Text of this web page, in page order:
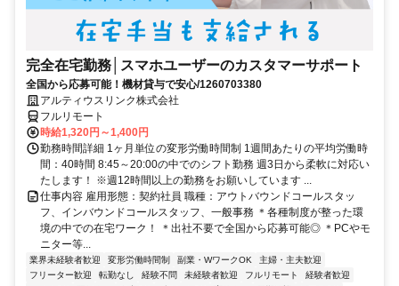
完全在宅勤務│スマホユーザーのカスタマーサポート
全国から応募可能！機材貸与で安心/1260703380
アルティウスリンク株式会社
フルリモート
時給1,320円～1,400円
勤務時間詳細 1ヶ月単位の変形労働時間制 1週間あたりの平均労働時
間：40時間 8:45～20:00の中でのシフト勤務 週3日から柔軟に対応い
たします！ ※週12時間以上の勤務をお願いしています ...
仕事内容 雇用形態：契約社員 職種：アウトバウンドコールスタッ
フ、インバウンドコールスタッフ、一般事務 ＊各種制度が整った環
境の中での在宅ワーク！ ＊出社不要で全国から応募可能◎ ＊PCやモ
ニター等...
業界未経験者歓迎 変形労働時間制 副業・WワークOK
主婦・主夫歓迎
フリーター歓迎
転勤なし 経験不問 未経験者歓迎 フルリモート
経験者歓迎